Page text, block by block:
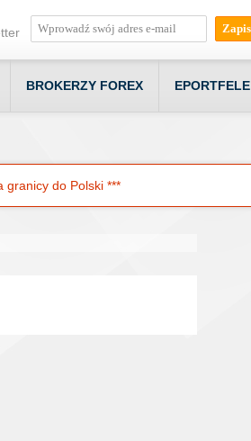
BROKERZY FOREX EPORTFELE
granicy do Polski ***